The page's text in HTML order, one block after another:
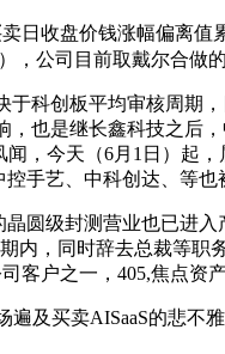
收盘价钱涨幅偏离值
，公司目前取戴尔合做
科创板平均审核周期
也是继长鑫科技之后
，今天（6月1日）起
手艺、中科创达、等
级封测营业也已进入
内，同时辞去总裁等
户之一，405,焦点资
买卖AISaaS的悲不